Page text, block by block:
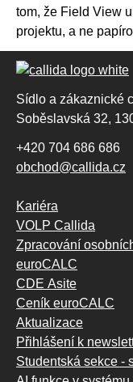
tom, že Field View
projektu, a ne
Sídlo a zákaznické
Soběslavská 32,
+420 704 686 686
obchod@callida.cz
Kariéra
VOLP Callida
Zpracování
euroCALC
CDE Asite
Ceník euroCALC
Aktualizace
Přihlášení k
Studentská sekce -